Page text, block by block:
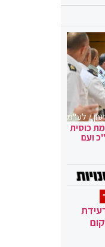
/ לע"מ
כוסית
ועם